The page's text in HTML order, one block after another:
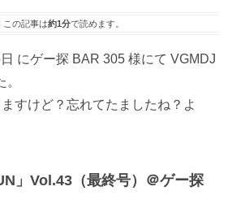
この記事は約1分で読めます。
にゲー探 BAR 305 様にて VGMDJ
ますけど？忘れてたましたね？よ
」Vol.43（最終号）＠ゲー探